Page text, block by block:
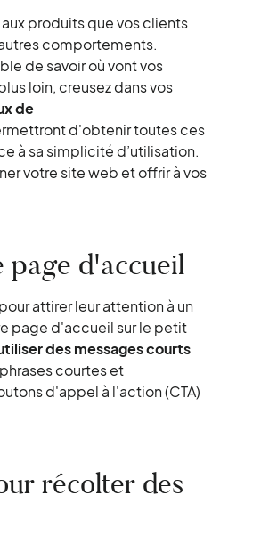
produits que vos clients
comportements.
de savoir où vont vos
loin, creusez dans vos
de
d'obtenir toutes ces
à sa simplicité d’utilisation.
votre site web et offrir à vos
page d'accueil
attirer leur attention à un
page d'accueil sur le petit
des messages courts
courtes et
d'appel à l'action (CTA)
récolter des